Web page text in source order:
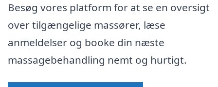
Besøg vores platform for at se en oversigt
over tilgængelige massører, læse
anmeldelser og booke din næste
massagebehandling nemt og hurtigt.